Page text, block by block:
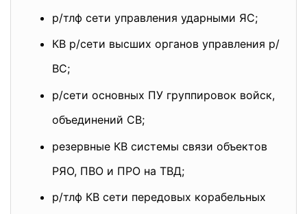
р/тлф сети управления ударными ЯС;
КВ р/сети высших органов управления р/
ВС;
р/сети основных ПУ группировок войск,
объединений СВ;
резервные КВ системы связи объектов
РЯО, ПВО и ПРО на ТВД;
р/тлф КВ сети передовых корабельных